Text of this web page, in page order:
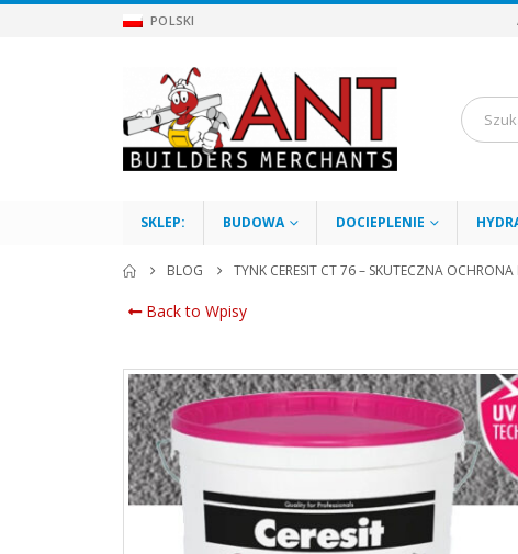
POLSKI
SKLEP: BUDOWA DOCIEPLENIE
BLOG TYNK CERESIT CT 76 – SKUTECZNA OCHRONA
Back to Wpisy